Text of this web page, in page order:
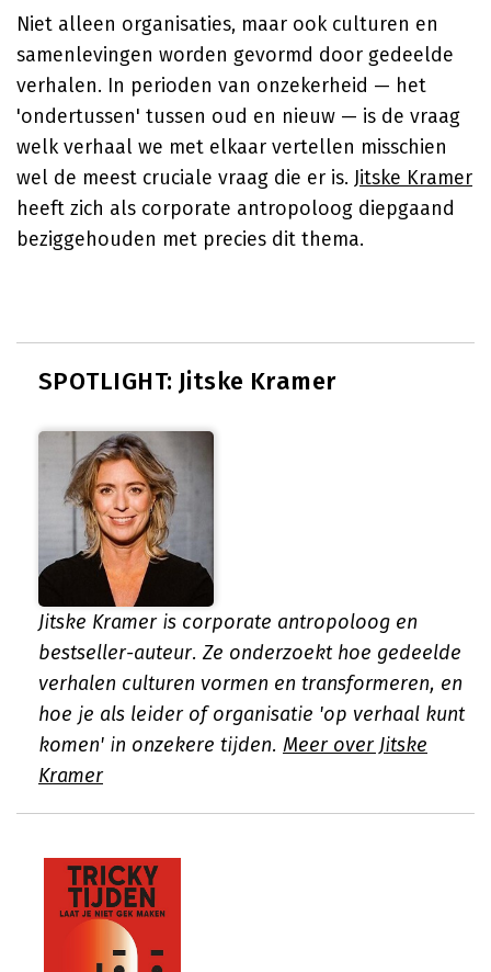
Niet alleen organisaties, maar ook culturen en
samenlevingen worden gevormd door gedeelde
verhalen. In perioden van onzekerheid — het
'ondertussen' tussen oud en nieuw — is de vraag
welk verhaal we met elkaar vertellen misschien
wel de meest cruciale vraag die er is. Jitske Kramer
heeft zich als corporate antropoloog diepgaand
beziggehouden met precies dit thema.
SPOTLIGHT: Jitske Kramer
Jitske Kramer is corporate antropoloog en
bestseller-auteur. Ze onderzoekt hoe gedeelde
verhalen culturen vormen en transformeren, en
hoe je als leider of organisatie 'op verhaal kunt
komen' in onzekere tijden. Meer over Jitske
Kramer